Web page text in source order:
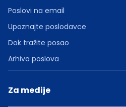
Poslovi na email
Upoznajte poslodavce
Dok tražite posao
Arhiva poslova
Za medije